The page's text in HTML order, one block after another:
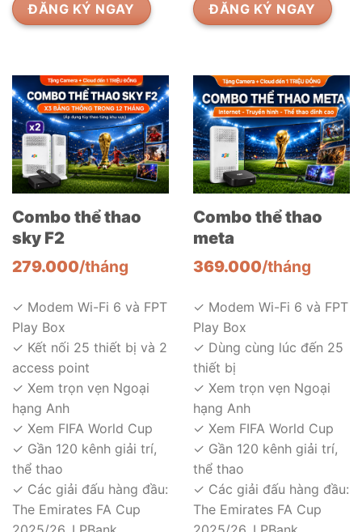
ĐĂNG KÝ NGAY ĐĂNG KÝ NGAY
Combo thể thao
sky F2
279.000/tháng
✓ Modem Wi-Fi 6 và FPT
Play Box
✓ Kết nối 25 thiết bị và 2
access point
✓ Xem trọn vẹn Ngoại
hạng Anh
✓ Xem FIFA World Cup
✓ Gần 120 kênh giải trí,
thể thao
✓ Các giải đấu hàng đầu:
The Emirates FA Cup
Combo thể thao
meta
369.000/tháng
✓ Modem Wi-Fi 6 và FPT
Play Box
✓ Dùng cùng lúc đến 25
thiết bị
✓ Xem trọn vẹn Ngoại
hạng Anh
✓ Xem FIFA World Cup
✓ Gần 120 kênh giải trí,
thể thao
✓ Các giải đấu hàng đầu:
The Emirates FA Cup